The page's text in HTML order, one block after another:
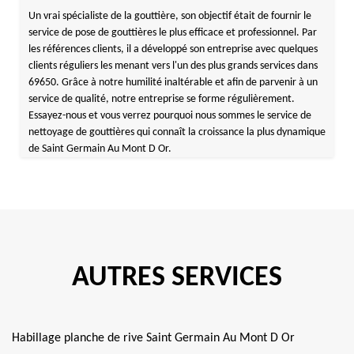
Un vrai spécialiste de la gouttière, son objectif était de fournir le
service de pose de gouttières le plus efficace et professionnel. Par
les références clients, il a développé son entreprise avec quelques
clients réguliers les menant vers l'un des plus grands services dans
69650. Grâce à notre humilité inaltérable et afin de parvenir à un
service de qualité, notre entreprise se forme régulièrement.
Essayez-nous et vous verrez pourquoi nous sommes le service de
nettoyage de gouttières qui connaît la croissance la plus dynamique
de Saint Germain Au Mont D Or.
AUTRES SERVICES
Habillage planche de rive Saint Germain Au Mont D Or